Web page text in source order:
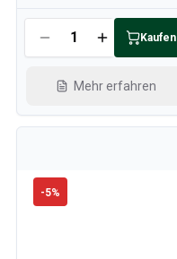
Kaufen
Mehr erfahren
-5%